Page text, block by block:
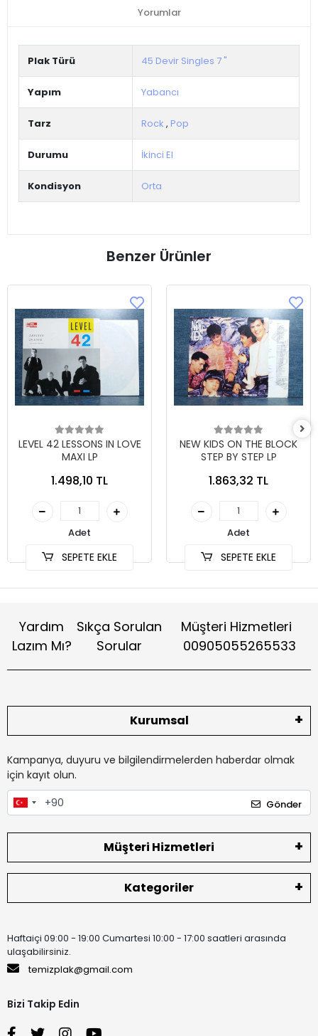
Yorumlar
Plak Türü 45 Devir Singles 7 "
Yapım Yabancı
Tarz Rock , Pop
Durumu İkinci El
Kondisyon Orta
Benzer Ürünler
LEVEL 42 LESSONS IN LOVE
MAXI LP
1.498,10 TL
Adet
SEPETE EKLE
NEW KIDS ON THE BLOCK
STEP BY STEP LP
1.863,32 TL
Adet
SEPETE EKLE
Yardım
Lazım Mı?
Sıkça Sorulan
Sorular
Müşteri Hizmetleri
00905055265533
Kurumsal
Kampanya, duyuru ve bilgilendirmelerden haberdar olmak
için kayıt olun.
Gönder
Müşteri Hizmetleri
Kategoriler
Haftaiçi 09:00 - 19:00 Cumartesi 10:00 - 17:00 saatleri arasında
ulaşabilirsiniz.
temizplak@gmail.com
Bizi Takip Edin